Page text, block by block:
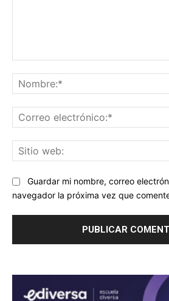
Guardar mi nombre, correo
navegador la próxima vez que